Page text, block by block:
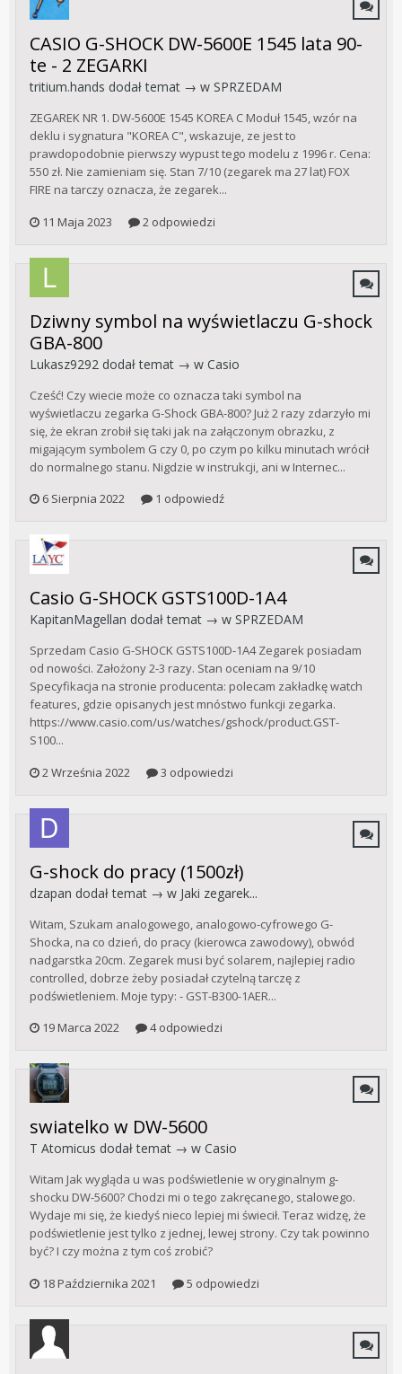
CASIO G-SHOCK DW-5600E 1545 lata 90-
te - 2 ZEGARKI
tritium.hands dodał temat → w SPRZEDAM
ZEGAREK NR 1. DW-5600E 1545 KOREA C Moduł 1545, wzór na
deklu i sygnatura "KOREA C", wskazuje, ze jest to
prawdopodobnie pierwszy wypust tego modelu z 1996 r. Cena:
550 zł. Nie zamieniam się. Stan 7/10 (zegarek ma 27 lat) FOX
FIRE na tarczy oznacza, że zegarek...
11 Maja 2023
2 odpowiedzi
Dziwny symbol na wyświetlaczu G-shock
GBA-800
Lukasz9292 dodał temat → w Casio
Cześć! Czy wiecie może co oznacza taki symbol na
wyświetlaczu zegarka G-Shock GBA-800? Już 2 razy zdarzyło mi
się, że ekran zrobił się taki jak na załączonym obrazku, z
migającym symbolem G czy 0, po czym po kilku minutach wrócił
do normalnego stanu. Nigdzie w instrukcji, ani w Internec...
6 Sierpnia 2022
1 odpowiedź
Casio G-SHOCK GSTS100D-1A4
KapitanMagellan dodał temat → w SPRZEDAM
Sprzedam Casio G-SHOCK GSTS100D-1A4 Zegarek posiadam
od nowości. Założony 2-3 razy. Stan oceniam na 9/10
Specyfikacja na stronie producenta: polecam zakładkę watch
features, gdzie opisanych jest mnóstwo funkcji zegarka.
https://www.casio.com/us/watches/gshock/product.GST-
S100...
2 Września 2022
3 odpowiedzi
G-shock do pracy (1500zł)
dzapan dodał temat → w Jaki zegarek...
Witam, Szukam analogowego, analogowo-cyfrowego G-
Shocka, na co dzień, do pracy (kierowca zawodowy), obwód
nadgarstka 20cm. Zegarek musi być solarem, najlepiej radio
controlled, dobrze żeby posiadał czytelną tarczę z
podświetleniem. Moje typy: - GST-B300-1AER...
19 Marca 2022
4 odpowiedzi
swiatelko w DW-5600
T Atomicus dodał temat → w Casio
Witam Jak wygląda u was podświetlenie w oryginalnym g-
shocku DW-5600? Chodzi mi o tego zakręcanego, stalowego.
Wydaje mi się, że kiedyś nieco lepiej mi świecił. Teraz widzę, że
podświetlenie jest tylko z jednej, lewej strony. Czy tak powinno
być? I czy można z tym coś zrobić?
18 Października 2021
5 odpowiedzi